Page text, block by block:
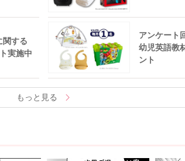
関する
実施中
アンケート
幼児英語教
ント
もっと見る